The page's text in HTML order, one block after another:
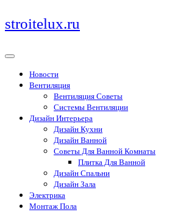
Перейти
к
stroitelux.ru
Новости
Вентиляция
Вентиляция Советы
Системы Вентиляции
Дизайн Интерьера
Дизайн Кухни
Дизайн Ванной
Советы Для Ванной Комнаты
Плитка Для Ванной
Дизайн Спальни
Дизайн Зала
Электрика
Монтаж Пола